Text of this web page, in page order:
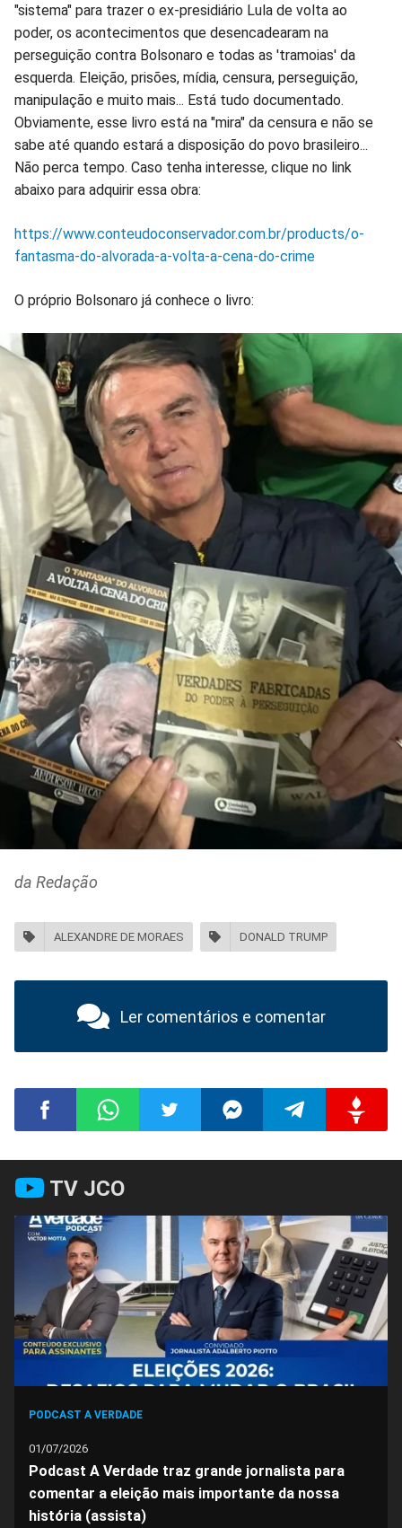
"sistema" para trazer o ex-presidiário Lula de volta ao
poder, os acontecimentos que desencadearam na
perseguição contra Bolsonaro e todas as 'tramoias' da
esquerda. Eleição, prisões, mídia, censura, perseguição,
manipulação e muito mais... Está tudo documentado.
Obviamente, esse livro está na "mira" da censura e não se
sabe até quando estará a disposição do povo brasileiro...
Não perca tempo. Caso tenha interesse, clique no link
abaixo para adquirir essa obra:
https://www.conteudoconservador.com.br/products/o-
fantasma-do-alvorada-a-volta-a-cena-do-crime
O próprio Bolsonaro já conhece o livro:
da Redação
ALEXANDRE DE MORAES DONALD TRUMP
Ler comentários e comentar
Compartilhar
no
Facebook
no
Whatsapp
no
Twitter
no
Messenger
no
Telegram
no
Gettr
TV JCO
PODCAST A VERDADE
01/07/2026
Podcast A Verdade traz grande jornalista para
comentar a eleição mais importante da nossa
história (assista)